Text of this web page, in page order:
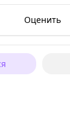
Оценить